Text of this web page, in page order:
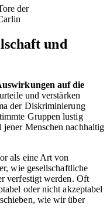
der
und
auf die
und verstärken
der Diskriminierung
Gruppen lustig
jener Menschen nachhaltig
als eine Art von
wie gesellschaftliche
verfestigt werden. Oft
oder nicht akzeptabel
wie wir über